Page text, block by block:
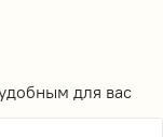
для вас